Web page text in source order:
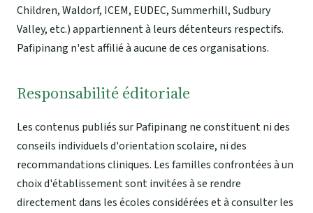
Children, Waldorf, ICEM, EUDEC, Summerhill, Sudbury
Valley, etc.) appartiennent à leurs détenteurs respectifs.
Pafipinang n'est affilié à aucune de ces organisations.
Responsabilité éditoriale
Les contenus publiés sur Pafipinang ne constituent ni des
conseils individuels d'orientation scolaire, ni des
recommandations cliniques. Les familles confrontées à un
choix d'établissement sont invitées à se rendre
directement dans les écoles considérées et à consulter les